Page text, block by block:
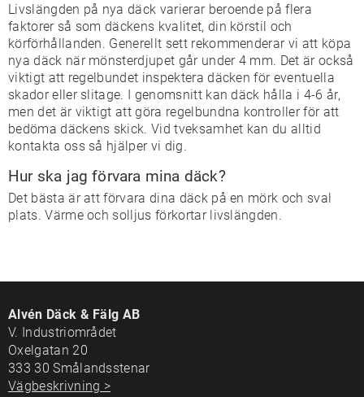
Livslängden på nya däck varierar beroende på flera
faktorer så som däckens kvalitet, din körstil och
körförhållanden. Generellt sett rekommenderar vi att köpa
nya däck när mönsterdjupet går under 4 mm. Det är också
viktigt att regelbundet inspektera däcken för eventuella
skador eller slitage. I genomsnitt kan däck hålla i 4-6 år,
men det är viktigt att göra regelbundna kontroller för att
bedöma däckens skick. Vid tveksamhet kan du alltid
kontakta oss så hjälper vi dig.
Hur ska jag förvara mina däck?
Det bästa är att förvara dina däck på en mörk och sval
plats. Värme och solljus förkortar livslängden.
Alvén Däck & Fälg AB
V. Industriområdet
Oxelgatan 20
333 30 Smålandsstenar
Vägbeskrivning >